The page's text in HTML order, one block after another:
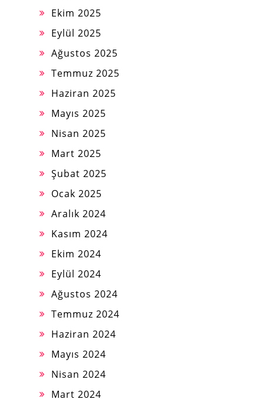
Ekim 2025
Eylül 2025
Ağustos 2025
Temmuz 2025
Haziran 2025
Mayıs 2025
Nisan 2025
Mart 2025
Şubat 2025
Ocak 2025
Aralık 2024
Kasım 2024
Ekim 2024
Eylül 2024
Ağustos 2024
Temmuz 2024
Haziran 2024
Mayıs 2024
Nisan 2024
Mart 2024